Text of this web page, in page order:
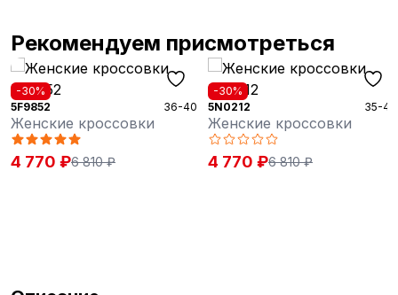
Рекомендуем присмотреться
кроссовки
₽6 810 ₽
-30%
5N0212
Женские кроссовки
4 770 ₽6 810 ₽
-30%